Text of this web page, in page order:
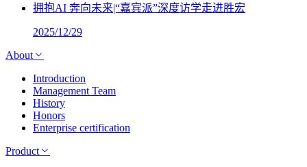
拥抱AI 奔向未来|“嘉宾派”深度访学走进胜宏
2025/12/29
About
Introduction
Management Team
History
Honors
Enterprise certification
Product